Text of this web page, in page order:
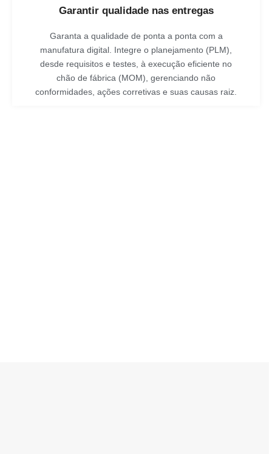
Garantir qualidade nas entregas
Garanta a qualidade de ponta a ponta com a
manufatura digital. Integre o planejamento (PLM),
desde requisitos e testes, à execução eficiente no
chão de fábrica (MOM), gerenciando não
conformidades, ações corretivas e suas causas raiz.